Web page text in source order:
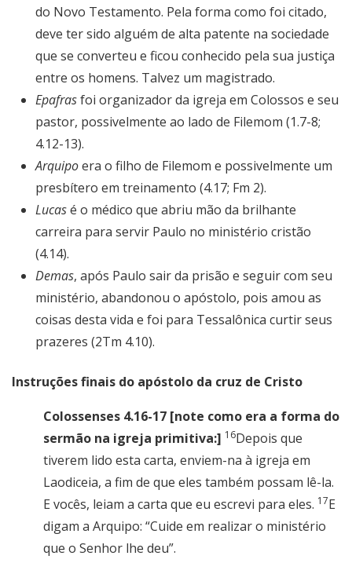
do Novo Testamento. Pela forma como foi citado,
deve ter sido alguém de alta patente na sociedade
que se converteu e ficou conhecido pela sua justiça
entre os homens. Talvez um magistrado.
Epafrasfoi organizador da igreja em Colossos e seu
pastor, possivelmente ao lado de Filemom (1.7-8;
4.12-13).
Arquipoera o filho de Filemom e possivelmente um
presbítero em treinamento (4.17; Fm 2).
Lucasé o médico que abriu mão da brilhante
carreira para servir Paulo no ministério cristão
(4.14).
Demas, após Paulo sair da prisão e seguir com seu
ministério, abandonou o apóstolo, pois amou as
coisas desta vida e foi para Tessalônica curtir seus
prazeres (2Tm 4.10).
Instruções finais do apóstolo da cruz de Cristo
Colossenses 4.16-17 [note como era a forma do
sermão na igreja primitiva:] 16Depois que
tiverem lido esta carta, enviem-na à igreja em
Laodiceia, a fim de que eles também possam lê-la.
E vocês, leiam a carta que eu escrevi para eles. 17E
digam a Arquipo: “Cuide em realizar o ministério
que o Senhor lhe deu”.